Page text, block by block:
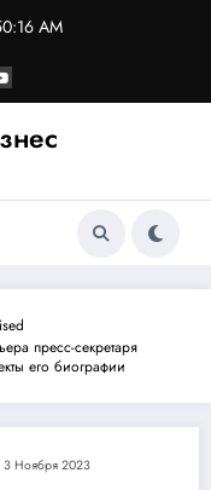
AM
пресс-секретаря
его биографии
3 Ноября 2023